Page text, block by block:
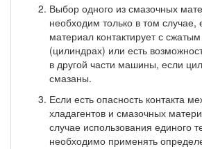
Выбор одного из смазочных
необходим только в том случае,
мате­риал контактирует с
(цилиндрах) или есть
в другой части машины, если
смазаны.
Если есть опасность контакта
хладагентов и смазочных
случае ис­пользования единого
необходимо применять